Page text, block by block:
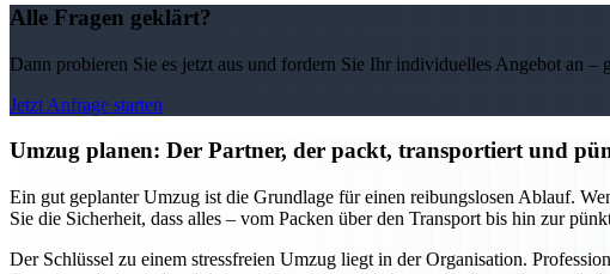
Alle Fragen geklärt?
Dann probieren Sie es jetzt aus und fordern Sie Ihr individuelles Angebot an –
Jetzt Anfrage starten
Umzug planen: Der Partner, der packt, transportiert und
Ein gut geplanter Umzug ist die Grundlage für einen reibungslosen Ablauf.
Sie die Sicherheit, dass alles – vom Packen über den Transport bis hin zur
Der Schlüssel zu einem stressfreien Umzug liegt in der Organisation.